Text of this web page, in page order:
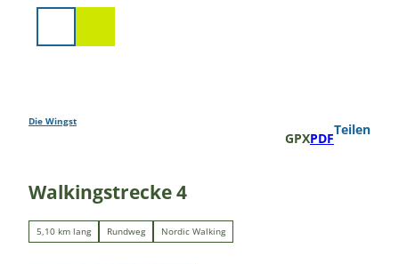
Die Wingst
GPXPDF
Teilen
Walkingstrecke 4
5,10 km lang Rundweg Nordic Walking